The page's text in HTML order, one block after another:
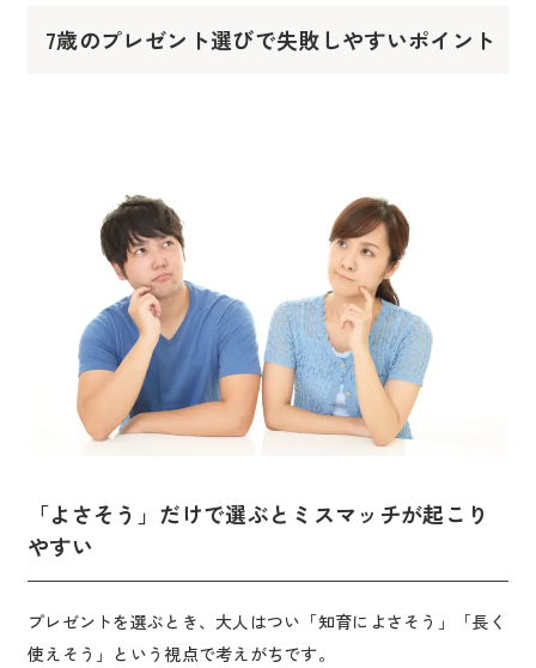
7歳のプレゼント選びで失敗しやすいポイント
「よさそう」だけで選ぶとミスマッチが起こり
やすい
プレゼントを選ぶとき、大人はつい「知育によさそう」「長く
使えそう」という視点で考えがちです。